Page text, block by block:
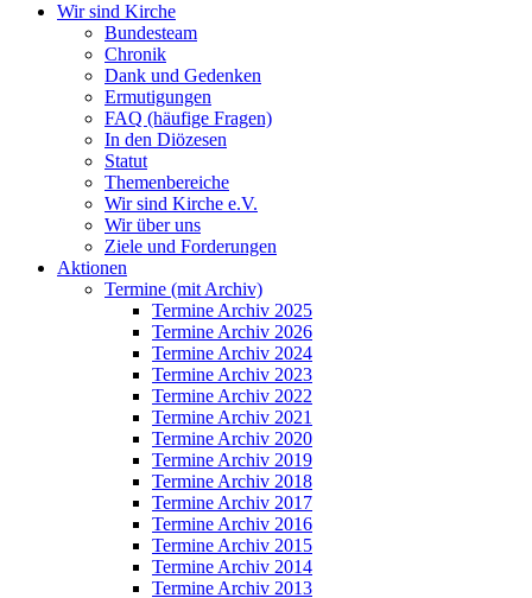
Wir sind Kirche
Bundesteam
Chronik
Dank und Gedenken
Ermutigungen
FAQ (häufige Fragen)
In den Diözesen
Statut
Themenbereiche
Wir sind Kirche e.V.
Wir über uns
Ziele und Forderungen
Aktionen
Termine (mit Archiv)
Termine Archiv 2025
Termine Archiv 2026
Termine Archiv 2024
Termine Archiv 2023
Termine Archiv 2022
Termine Archiv 2021
Termine Archiv 2020
Termine Archiv 2019
Termine Archiv 2018
Termine Archiv 2017
Termine Archiv 2016
Termine Archiv 2015
Termine Archiv 2014
Termine Archiv 2013